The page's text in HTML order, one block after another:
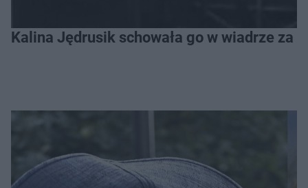
Kalina Jędrusik schowała go w wiadrze za